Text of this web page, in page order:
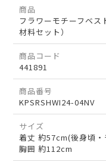
商品
フラワーモチーフベ
材料セット）
商品コード
441891
商品番号
KPSRSHWI24-04NV
サイズ
着丈 約57cm(後身頃
胸囲 約112cm